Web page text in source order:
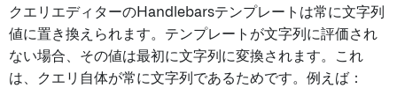
クエリエディターのHandlebarsテンプレートは常に文字列
値に置き換えられます。テンプレートが文字列に評価され
ない場合、その値は最初に文字列に変換されます。これ
は、クエリ自体が常に文字列であるためです。例えば：